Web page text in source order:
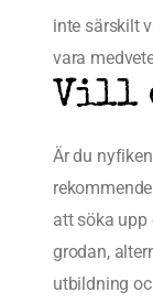
inte särskilt
vara
Vill
Är du
att söka upp
grodan,
utbildning